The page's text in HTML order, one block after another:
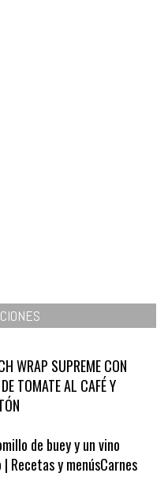
WRAP SUPREME CON
TOMATE AL CAFÉ Y
de buey y un vino
| Recetas y menúsCarnes